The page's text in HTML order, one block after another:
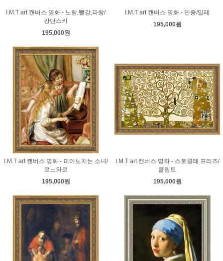
I.M.T art 캔버스 명화 - 노랑,빨강,파랑/
칸딘스키
195,000원
I.M.T art 캔버스 명화 - 만종/밀레
195,000원
I.M.T art 캔버스 명화 - 피아노치는 소녀/
르느와르
195,000원
I.M.T art 캔버스 명화 - 스토클레 프리즈/
클림트
195,000원